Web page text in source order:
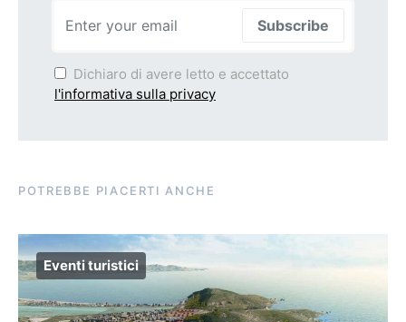
Subscribe
Dichiaro di avere letto e accettato
l'informativa sulla privacy
POTREBBE PIACERTI ANCHE
Eventi turistici